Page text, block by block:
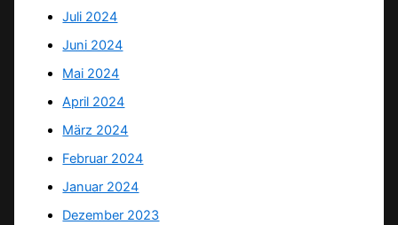
Juli 2024
Juni 2024
Mai 2024
April 2024
März 2024
Februar 2024
Januar 2024
Dezember 2023